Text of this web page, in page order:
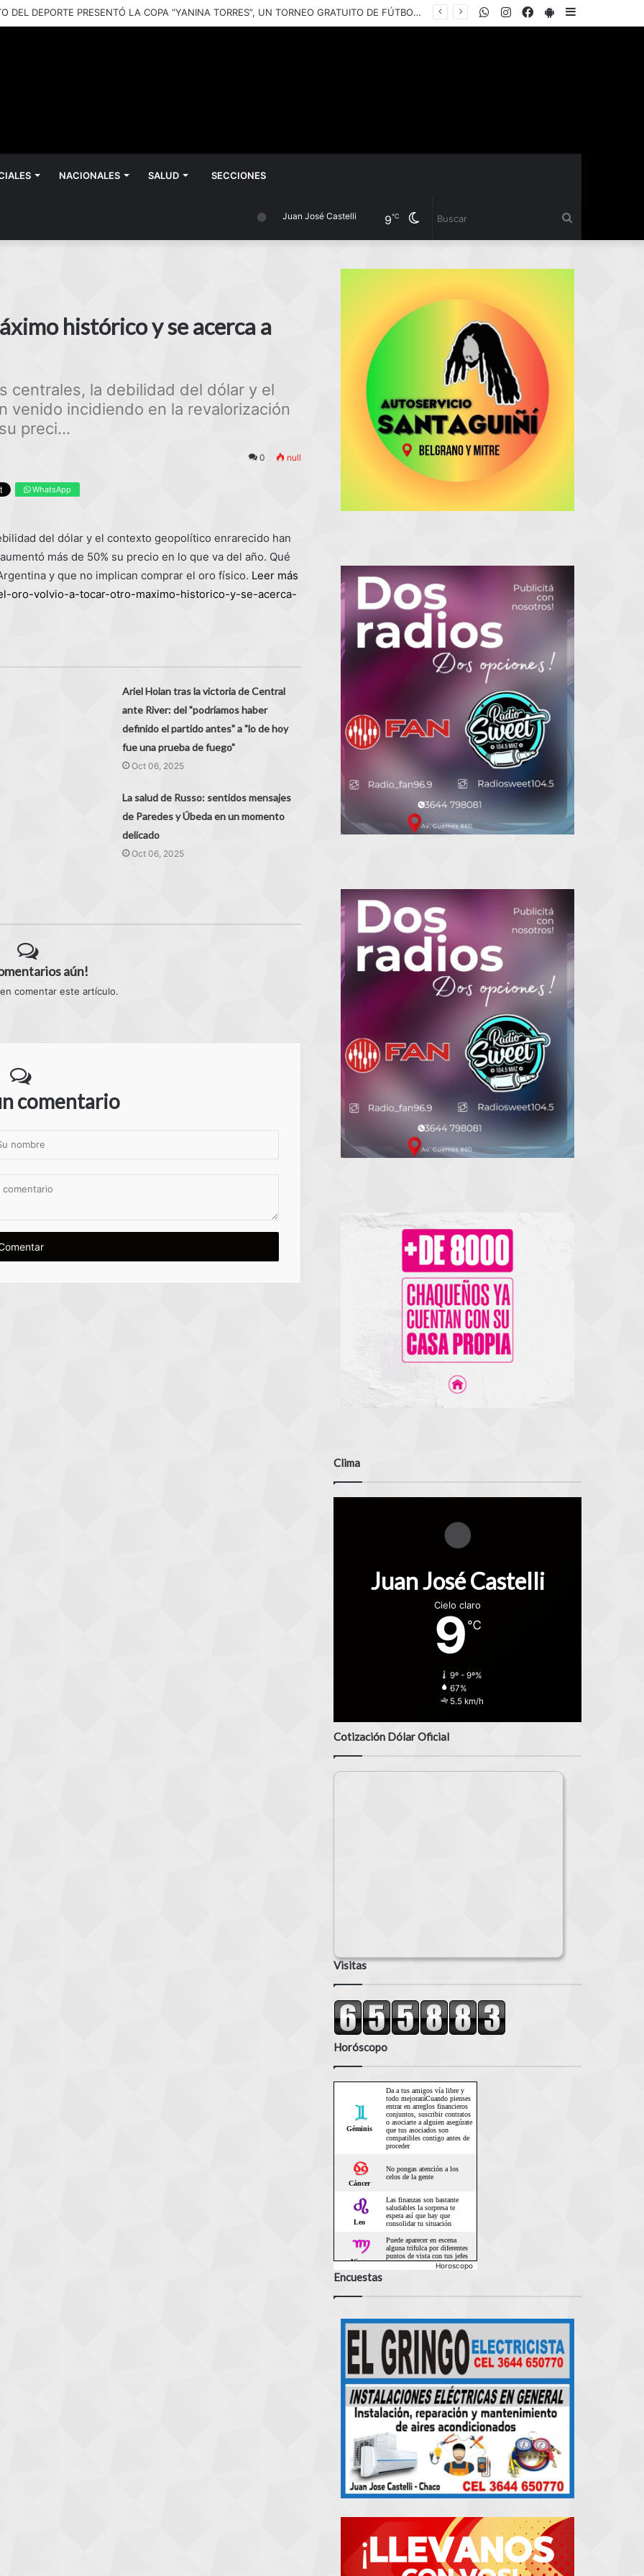
EL INSTITUTO DEL DEPORTE PRESENTÓ LA COPA “YANINA TORRES”, UN TORNEO GRATUITO DE FÚTBOL 5 FEMENINO PARA JUGADORAS AMATEURS PlayStore
Facebook
Instagram
WhatsApp
NACIONALES SALUD SECCIONES
Cambiar
Juan José Castelli 9℃
histórico y se acerca a
centrales, la debilidad del dólar y el
venido incidiendo en la revalorización
preci...
0 null
WhatsApp
del dólar y el contexto geopolítico enrarecido han
más de 50% su precio en lo que va del año. Qué
y que no implican comprar el oro físico. Leer más
oro-volvio-a-tocar-otro-maximo-historico-y-se-acerca-
Ariel Holan tras la victoria de Central
ante River: del "podríamos haber
definido el partido antes" a "lo de hoy
fue una prueba de fuego"
Oct 06, 2025
La salud de Russo: sentidos mensajes
de Paredes y Úbeda en un momento
delicado
Oct 06, 2025
aún!
comentar este artículo.
comentario
Clima
Juan José Castelli
Cielo claro
9 ℃
9º - 9º%
67%
5.5 km/h
Cotización Dólar Oficial
Visitas
Horóscopo
Horoscopo
Encuestas